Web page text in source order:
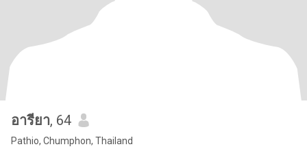
อารียา, 64
Pathio, Chumphon, Thailand